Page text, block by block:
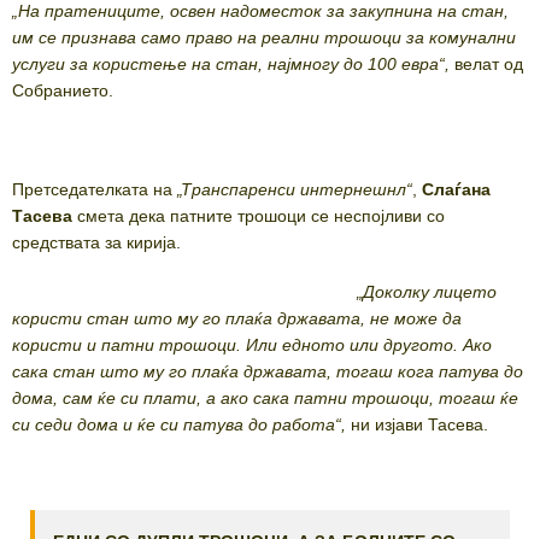
„На пратениците, освен надоместок за закупнина на стан,
им се признава само право на реални трошоци за комунални
услуги за користење на стан, најмногу до 100 евра“, велат од
Собранието.
Претседателката на „Транспаренси интернешнл“, Слаѓана
Тасева смета дека патните трошоци се неспојливи со
средствата за кирија.
„Доколку лицето
користи стан што му го плаќа државата, не може да
користи и патни трошоци. Или едното или другото. Ако
сака стан што му го плаќа државата, тогаш кога патува до
дома, сам ќе си плати, а ако сака патни трошоци, тогаш ќе
си седи дома и ќе си патува до работа“, ни изјави Тасева.